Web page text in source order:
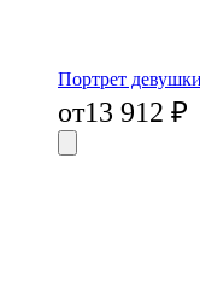
Портрет
от13 912 ₽